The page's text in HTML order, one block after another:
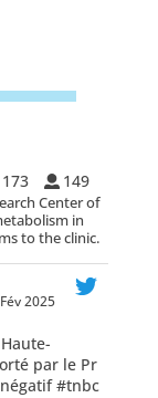
173 149
Center of
in
to the clinic.
2025
par le Pr
#tnbc